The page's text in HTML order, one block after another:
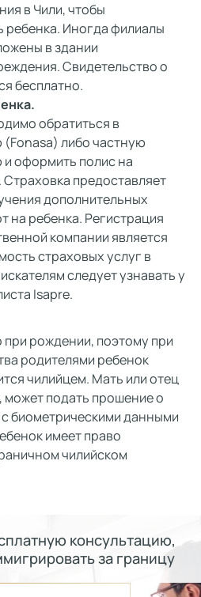
в Чили, чтобы
ребенка. Иногда филиалы
в здании
Свидетельство о
бесплатно.
обратиться в
либо частную
оформить полис на
предоставляет
дополнительных
на ребенка. Регистрация
компании является
страховых услуг в
следует узнавать у
Isapre.
при рождении, поэтому при
родителями ребенок
чилийцем. Мать или отец
может подать прошение о
биометрическими данными
имеет право
чилийском
консультацию,
за границу